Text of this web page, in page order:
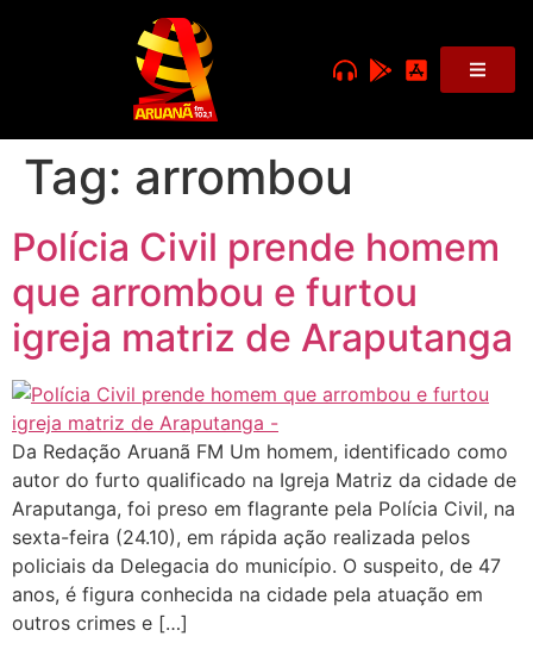
Tag: arrombou
Polícia Civil prende homem
que arrombou e furtou
igreja matriz de Araputanga
Da Redação Aruanã FM Um homem, identificado como
autor do furto qualificado na Igreja Matriz da cidade de
Araputanga, foi preso em flagrante pela Polícia Civil, na
sexta-feira (24.10), em rápida ação realizada pelos
policiais da Delegacia do município. O suspeito, de 47
anos, é figura conhecida na cidade pela atuação em
outros crimes e […]